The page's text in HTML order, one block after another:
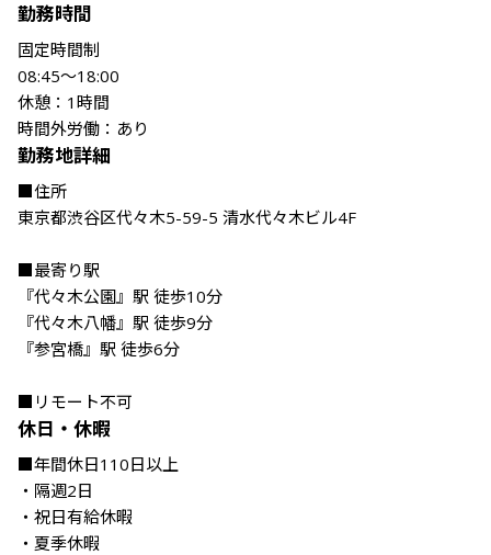
勤務時間
固定時間制
08:45〜18:00
休憩：1時間
時間外労働：あり
勤務地詳細
■住所
東京都渋谷区代々木5-59-5 清水代々木ビル4F
■最寄り駅
『代々木公園』駅 徒歩10分
『代々木八幡』駅 徒歩9分
『参宮橋』駅 徒歩6分
■リモート不可
休日・休暇
■年間休日110日以上
・隔週2日
・祝日有給休暇
・夏季休暇